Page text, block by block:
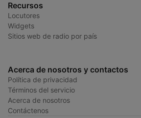
Recursos
Locutores
Widgets
Sitios web de radio por país
Acerca de nosotros y contactos
Política de privacidad
Términos del servicio
Acerca de nosotros
Contáctenos